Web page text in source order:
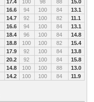
17.4 100 98 88
15.0
16.6 94 100 84
13.1
14.7 92 100 82
11.1
16.6 94 100 84
13.1
18.4 96 100 84
14.8
18.8 100 100 82
15.4
17.9 92 100 84
13.8
20.2 92 100 84
15.8
14.8 100 100 88
13.0
14.2 100 100 84 11.9